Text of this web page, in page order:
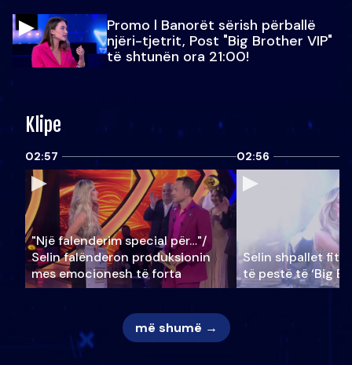
Promo l Banorët sërish përballë
njëri-tjetrit, Post "Big Brother VIP"
të shtunën ora 21:00!
Klipe
02:57
"Një falenderim special për…"/
Selin falënderon produksionin
mes emocionesh të forta
02:56
Selin shpallet
të pestë të ‘Big
më shumë →